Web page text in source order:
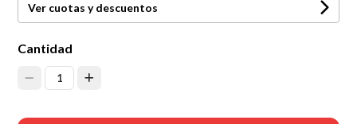
Ver cuotas y descuentos
Cantidad
1